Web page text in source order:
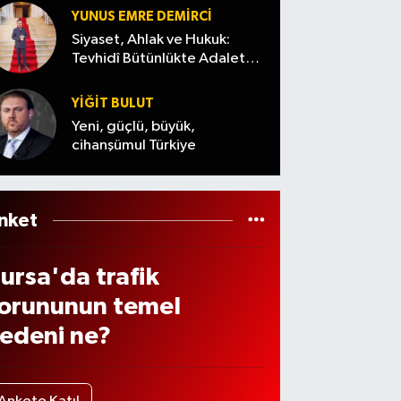
teler
ve
YUNUS EMRE DEMIRCI
Siyaset, Ahlak ve Hukuk:
Tevhidî Bütünlükte Adalet
YİĞİT BULUT
Yeni, güçlü, büyük,
cihanşümul Türkiye
trafik
temel
ne?